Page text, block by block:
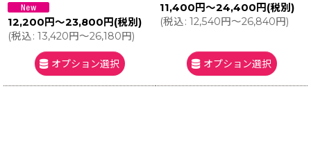
12,200 円～23,800 円 (税別)
(税込: 13,420円～26,180円)
オプション選択
11,400 円～24,400 円 (税別)
(税込: 12,540円～26,840円)
オプション選択